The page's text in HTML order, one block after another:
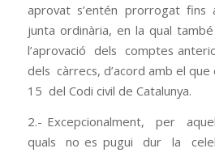
aprovat s’entén prorrogat
junta ordinària, en la qual
l’aprovació dels comptes
dels càrrecs, d’acord amb el que
15 del Codi civil de Catalunya.
2.- Excepcionalment, per
quals no es pugui dur la